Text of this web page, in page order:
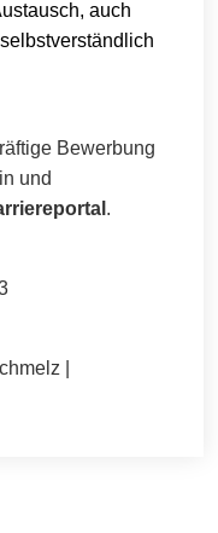
auch
Bewerbung
und
.
|